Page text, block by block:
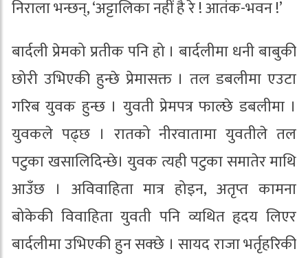
निराला भन्छन्, ‘अट्टालिका नहीं है रे ! आतंक-भवन !’
बार्दली प्रेमको प्रतीक पनि हो । बार्दलीमा धनी बाबुकी
छोरी उभिएकी हुन्छे प्रेमासक्त । तल डबलीमा एउटा
गरिब युवक हुन्छ । युवती प्रेमपत्र फाल्छे डबलीमा ।
युवकले पढ्छ । रातको नीरवातामा युवतीले तल
पटुका खसालिदिन्छे। युवक त्यही पटुका समातेर माथि
आउँछ । अविवाहिता मात्र होइन, अतृप्त कामना
बोकेकी विवाहिता युवती पनि व्यथित हृदय लिएर
बार्दलीमा उभिएकी हुन सक्छे । सायद राजा भर्तृहरिकी